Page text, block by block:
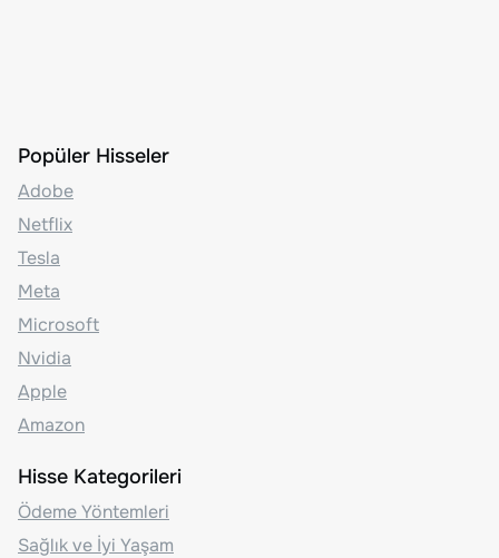
Popüler Hisseler
Adobe
Netflix
Tesla
Meta
Microsoft
Nvidia
Apple
Amazon
Hisse Kategorileri
Ödeme Yöntemleri
Sağlık ve İyi Yaşam